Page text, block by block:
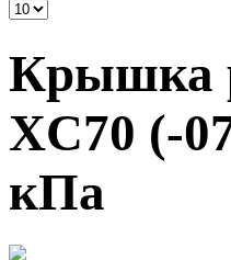
Крышка
XC70 (-
кПа